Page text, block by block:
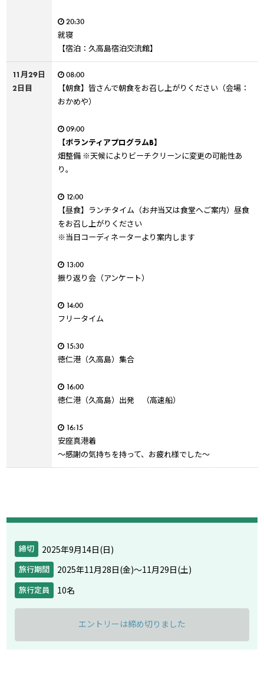
20:30
就寝
【宿泊：久高島宿泊交流館】
11月29日
2日目
08:00
【朝食】皆さんで朝食をお召し上がりください（会場：
おかめや）
09:00
【ボランティアプログラムB】
畑整備 ※天候によりビーチクリーンに変更の可能性あ
り。
12:00
【昼食】ランチタイム（お弁当又は食堂へご案内）昼食
をお召し上がりください
※当日コーディネーターより案内します
13:00
振り返り会（アンケート）
14:00
フリータイム
15:30
徳仁港（久高島）集合
16:00
徳仁港（久高島）出発 （高速船）
16:15
安座真港着
～感謝の気持ちを持って、お疲れ様でした～
締切 2025年9月14日(日)
旅行期間 2025年11月28日(金)〜11月29日(土)
旅行定員 10名
エントリーは締め切りました